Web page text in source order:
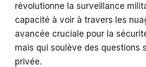
révolutionne la surveillance
capacité à voir à travers les
avancée cruciale pour la
mais qui soulève des questions
privée.